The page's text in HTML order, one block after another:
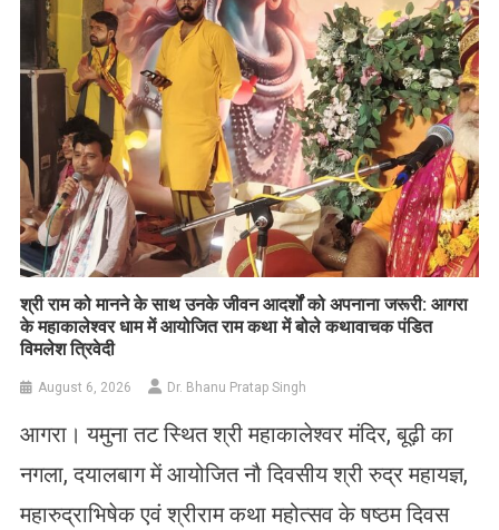
​श्री राम को मानने के साथ उनके जीवन आदर्शों को अपनाना जरूरी: आगरा
के महाकालेश्वर धाम में आयोजित राम कथा में बोले कथावाचक पंडित
विमलेश त्रिवेदी
August 6, 2026 Dr. Bhanu Pratap Singh
आगरा। यमुना तट स्थित श्री महाकालेश्वर मंदिर, बूढ़ी का
नगला, दयालबाग में आयोजित नौ दिवसीय श्री रुद्र महायज्ञ,
महारुद्राभिषेक एवं श्रीराम कथा महोत्सव के षष्ठम दिवस